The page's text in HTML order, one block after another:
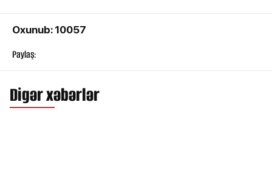
Oxunub: 10057
Paylaş:
Digər xəbərlər